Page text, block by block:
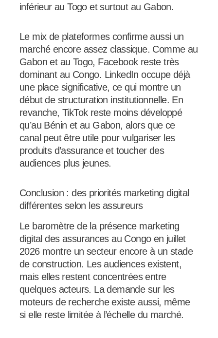
inférieur au Togo et surtout au Gabon.
Le mix de plateformes confirme aussi un
marché encore assez classique. Comme au
Gabon et au Togo, Facebook reste très
dominant au Congo. LinkedIn occupe déjà
une place significative, ce qui montre un
début de structuration institutionnelle. En
revanche, TikTok reste moins développé
qu’au Bénin et au Gabon, alors que ce
canal peut être utile pour vulgariser les
produits d’assurance et toucher des
audiences plus jeunes.
Conclusion : des priorités marketing digital
différentes selon les assureurs
Le baromètre de la présence marketing
digital des assurances au Congo en juillet
2026 montre un secteur encore à un stade
de construction. Les audiences existent,
mais elles restent concentrées entre
quelques acteurs. La demande sur les
moteurs de recherche existe aussi, même
si elle reste limitée à l’échelle du marché.